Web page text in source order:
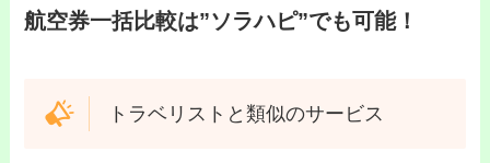
航空券一括比較は”ソラハピ”でも可能！
トラベリストと類似のサービス